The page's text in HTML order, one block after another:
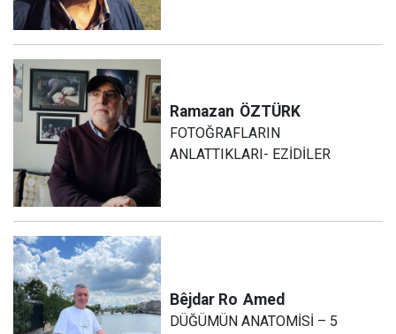
Ramazan ÖZTÜRK
FOTOĞRAFLARIN
ANLATTIKLARI- EZİDİLER
Bêjdar Ro Amed
DÜĞÜMÜN ANATOMİSİ – 5